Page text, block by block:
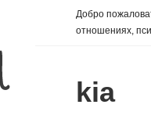
ПерейтиДобро
отношениях,
kia